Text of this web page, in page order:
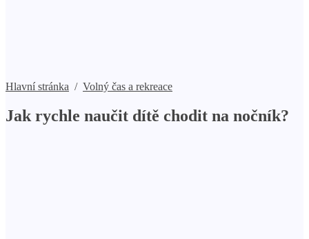
Hlavní stránka / Volný čas a rekreace
Jak rychle naučit dítě chodit na nočník?